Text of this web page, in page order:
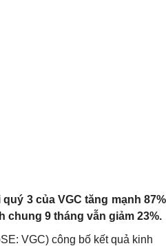
3 của VGC tăng mạnh 87%
chung 9 tháng vẫn giảm 23%.
VGC) công bố kết quả kinh